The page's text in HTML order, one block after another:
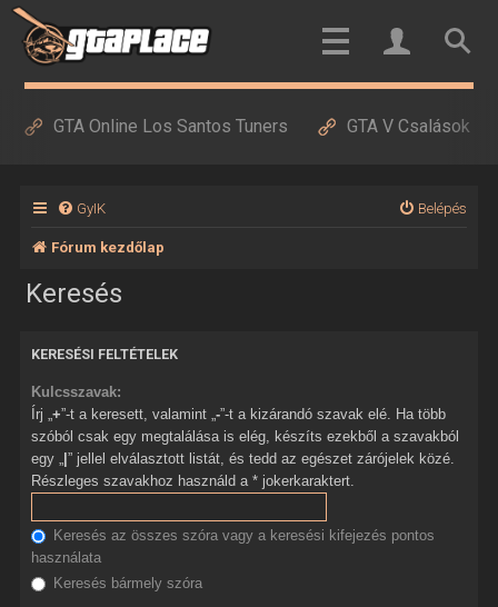
GTA Online Los Santos Tuners GTA V Csalások
GyIK Belépés
Fórum kezdőlap
Keresés
KERESÉSI FELTÉTELEK
Kulcsszavak:
Írj „ +”-t a keresett, valamint „ -”-t a kizárandó szavak elé. Ha több
szóból csak egy megtalálása is elég, készíts ezekből a szavakból
egy „ |” jellel elválasztott listát, és tedd az egészet zárójelek közé.
Részleges szavakhoz használd a * jokerkaraktert.
Keresés az összes szóra vagy a keresési kifejezés pontos
használata
Keresés bármely szóra